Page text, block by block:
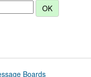
Boards